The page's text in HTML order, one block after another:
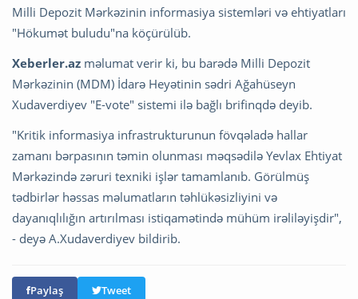
Milli Depozit Mərkəzinin informasiya sistemləri və ehtiyatları
"Hökumət buludu"na köçürülüb.
Xeberler.az məlumat verir ki, bu barədə Milli Depozit
Mərkəzinin (MDM) İdarə Heyətinin sədri Ağahüseyn
Xudaverdiyev "E-vote" sistemi ilə bağlı brifinqdə deyib.
"Kritik informasiya infrastrukturunun fövqəladə hallar
zamanı bərpasının təmin olunması məqsədilə Yevlax Ehtiyat
Mərkəzində zəruri texniki işlər tamamlanıb. Görülmüş
tədbirlər həssas məlumatların təhlükəsizliyini və
dayanıqlılığın artırılması istiqamətində mühüm irəliləyişdir",
- deyə A.Xudaverdiyev bildirib.
Paylaş Tweet